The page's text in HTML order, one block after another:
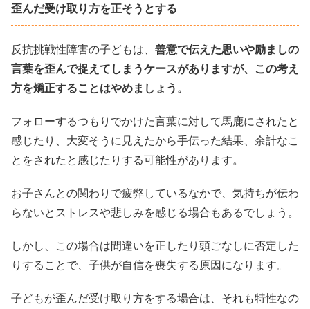
歪んだ受け取り方を正そうとする
反抗挑戦性障害の子どもは、 善意で伝えた思いや励ましの
言葉を歪んで捉えてしまうケースがありますが、この考え
方を矯正することはやめましょう。
フォローするつもりでかけた言葉に対して馬鹿にされたと
感じたり、大変そうに見えたから手伝った結果、余計なこ
とをされたと感じたりする可能性があります。
お子さんとの関わりで疲弊しているなかで、気持ちが伝わ
らないとストレスや悲しみを感じる場合もあるでしょう。
しかし、この場合は間違いを正したり頭ごなしに否定した
りすることで、子供が自信を喪失する原因になります。
子どもが歪んだ受け取り方をする場合は、それも特性なの